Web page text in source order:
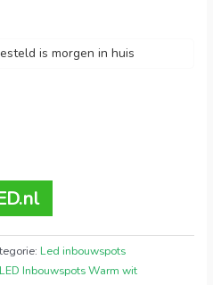
is morgen in huis
Led inbouwspots
LED Inbouwspots Warm wit